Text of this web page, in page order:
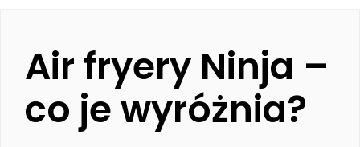
Air fryery Ninja –
co je wyróżnia?